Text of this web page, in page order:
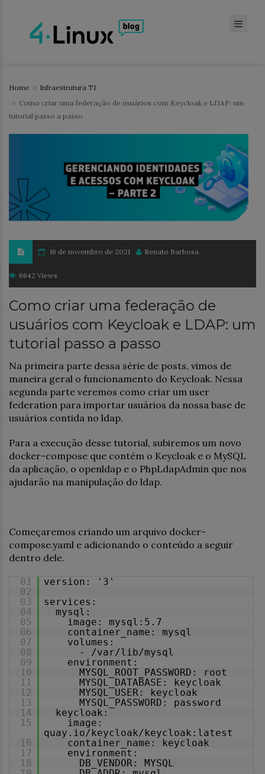
Home
Infraestrutura TI
Como criar uma federação de usuários com Keycloak e LDAP: um
tutorial passo a passo
16 de novembro de 2021 Renato Barbosa
6642 Views
Como criar uma federação de
usuários com Keycloak e LDAP: um
tutorial passo a passo
Na primeira parte dessa série de posts, vimos de
maneira geral o funcionamento do Keycloak. Nessa
segunda parte veremos como criar um user
federation para importar usuários da nossa base de
usuários contida no ldap.
Para a execução desse tutorial, subiremos um novo
docker-compose que contém o Keycloak e o MySQL
da aplicação, o openldap e o PhpLdapAdmin que nos
ajudarão na manipulação do ldap.
Começaremos criando um arquivo docker-
compose.yaml e adicionando o conteúdo a seguir
dentro dele.
01
version: '3'
02
03
services:
04
mysql:
05
image: mysql:5.7
06
container_name: mysql
07
volumes:
08
- /var/lib/mysql
09
environment:
10
MYSQL_ROOT_PASSWORD: root
11
MYSQL_DATABASE: keycloak
12
MYSQL_USER: keycloak
13
MYSQL_PASSWORD: password
14
keycloak:
15
image:
quay.io/keycloak/keycloak:latest
16
container_name: keycloak
17
environment:
18
DB_VENDOR: MYSQL